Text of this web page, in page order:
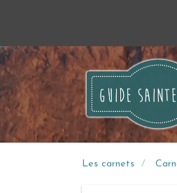
Les carnets